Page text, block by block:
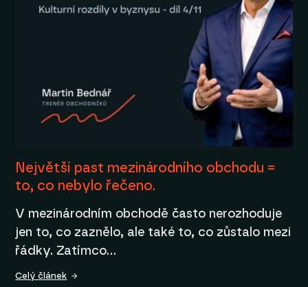
Největší past mezinárodního obchodu =
to, co nebylo řečeno.
V mezinárodním obchodě často nerozhoduje
jen to, co zaznělo, ale také to, co zůstalo mezi
řádky. Zatímco…
Celý článek